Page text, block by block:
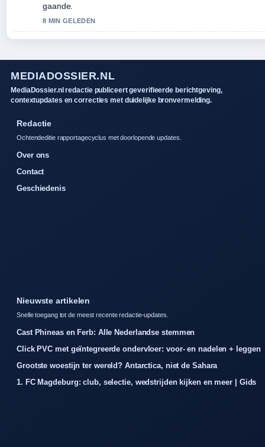
gaande.
8 MIN GELEDEN
MEDIADOSSIER.NL
MediaDossier.nl redactie publiceert geverifieerde berichtgeving,
contextupdates en correcties met duidelijke bronvermelding.
Redactie
Ochtendeditie rapportagecyclus met doorlopende updates.
Over ons
Contact
Geschiedenis
Nieuwste artikelen
Snelle toegang tot de meest recente redactie-updates.
Cast Phineas en Ferb: Alle Nederlandse stemmen
Click PVC met geïntegreerde ondervloer: voor- en nadelen + leggen
Grootste woestijn ter wereld? Antarctica, niet de Sahara
1. FC Magdeburg: club, selectie, wedstrijden kijken en meer | Gids